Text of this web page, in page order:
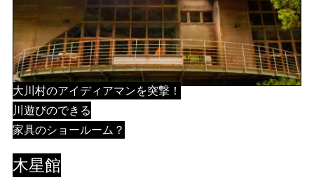
大川村のアイディアマンを突撃！
川遊びのできる
家具のショールーム？
木星館